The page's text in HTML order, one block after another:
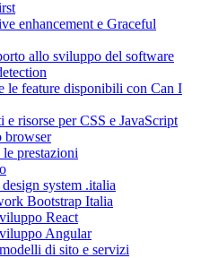
enhancement e Graceful
allo sviluppo del software
le feature disponibili con Can I
e risorse per CSS e JavaScript
browser
prestazioni
system .italia
Bootstrap Italia
React
Angular
di sito e servizi